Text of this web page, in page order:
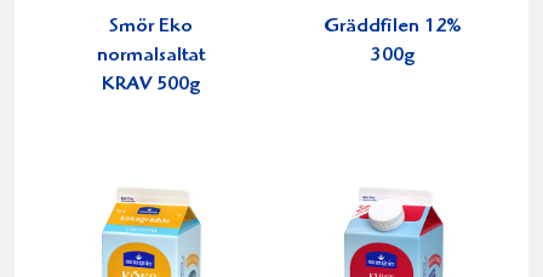
Smör Eko
normalsaltat
KRAV 500g
Gräddfilen 12%
300g